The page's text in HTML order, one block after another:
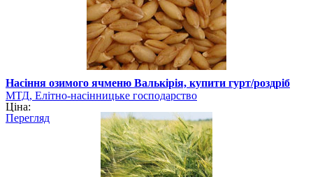
Насіння озимого ячменю Валькірія, купити гурт/роздріб
МТД, Елітно-насінницьке господарство
Ціна:
Перегляд